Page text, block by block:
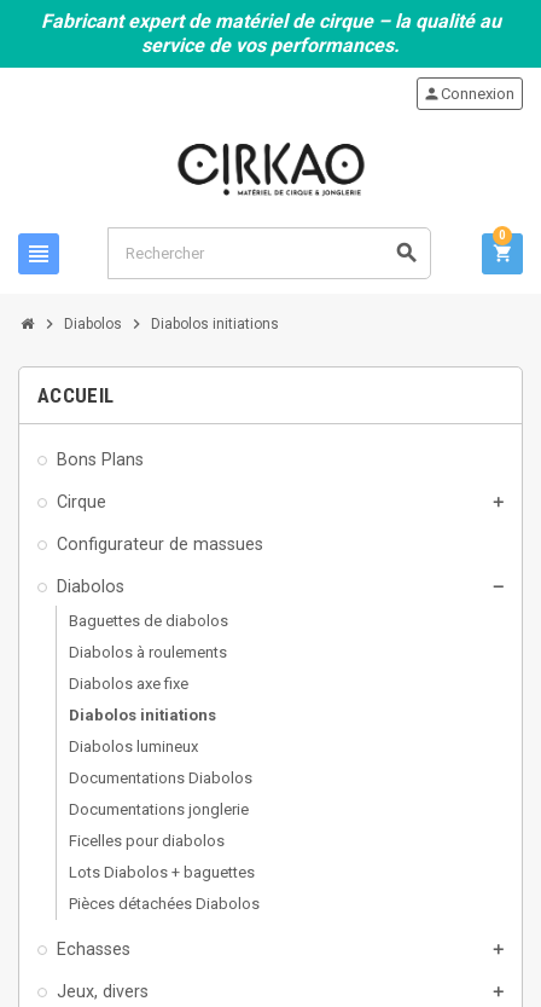
Fabricant expert de matériel de cirque – la qualité au
service de vos performances.
view_headline search
personConnexion
shopping_cart
0
chevron_right Diabolos chevron_right Diabolos initiations
ACCUEIL
Bons Plans
Cirque add
Configurateur de massues
Diabolos remove
Baguettes de diabolos
Diabolos à roulements
Diabolos axe fixe
Diabolos initiations
Diabolos lumineux
Documentations Diabolos
Documentations jonglerie
Ficelles pour diabolos
Lots Diabolos + baguettes
Pièces détachées Diabolos
Echasses add
Jeux, divers add